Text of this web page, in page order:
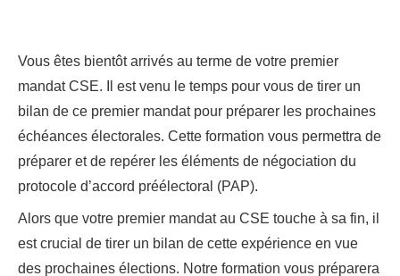
Vous êtes bientôt arrivés au terme de votre premier
mandat CSE. Il est venu le temps pour vous de tirer un
bilan de ce premier mandat pour préparer les prochaines
échéances électorales. Cette formation vous permettra de
préparer et de repérer les éléments de négociation du
protocole d’accord préélectoral (PAP).
Alors que votre premier mandat au CSE touche à sa fin, il
est crucial de tirer un bilan de cette expérience en vue
des prochaines élections. Notre formation vous préparera